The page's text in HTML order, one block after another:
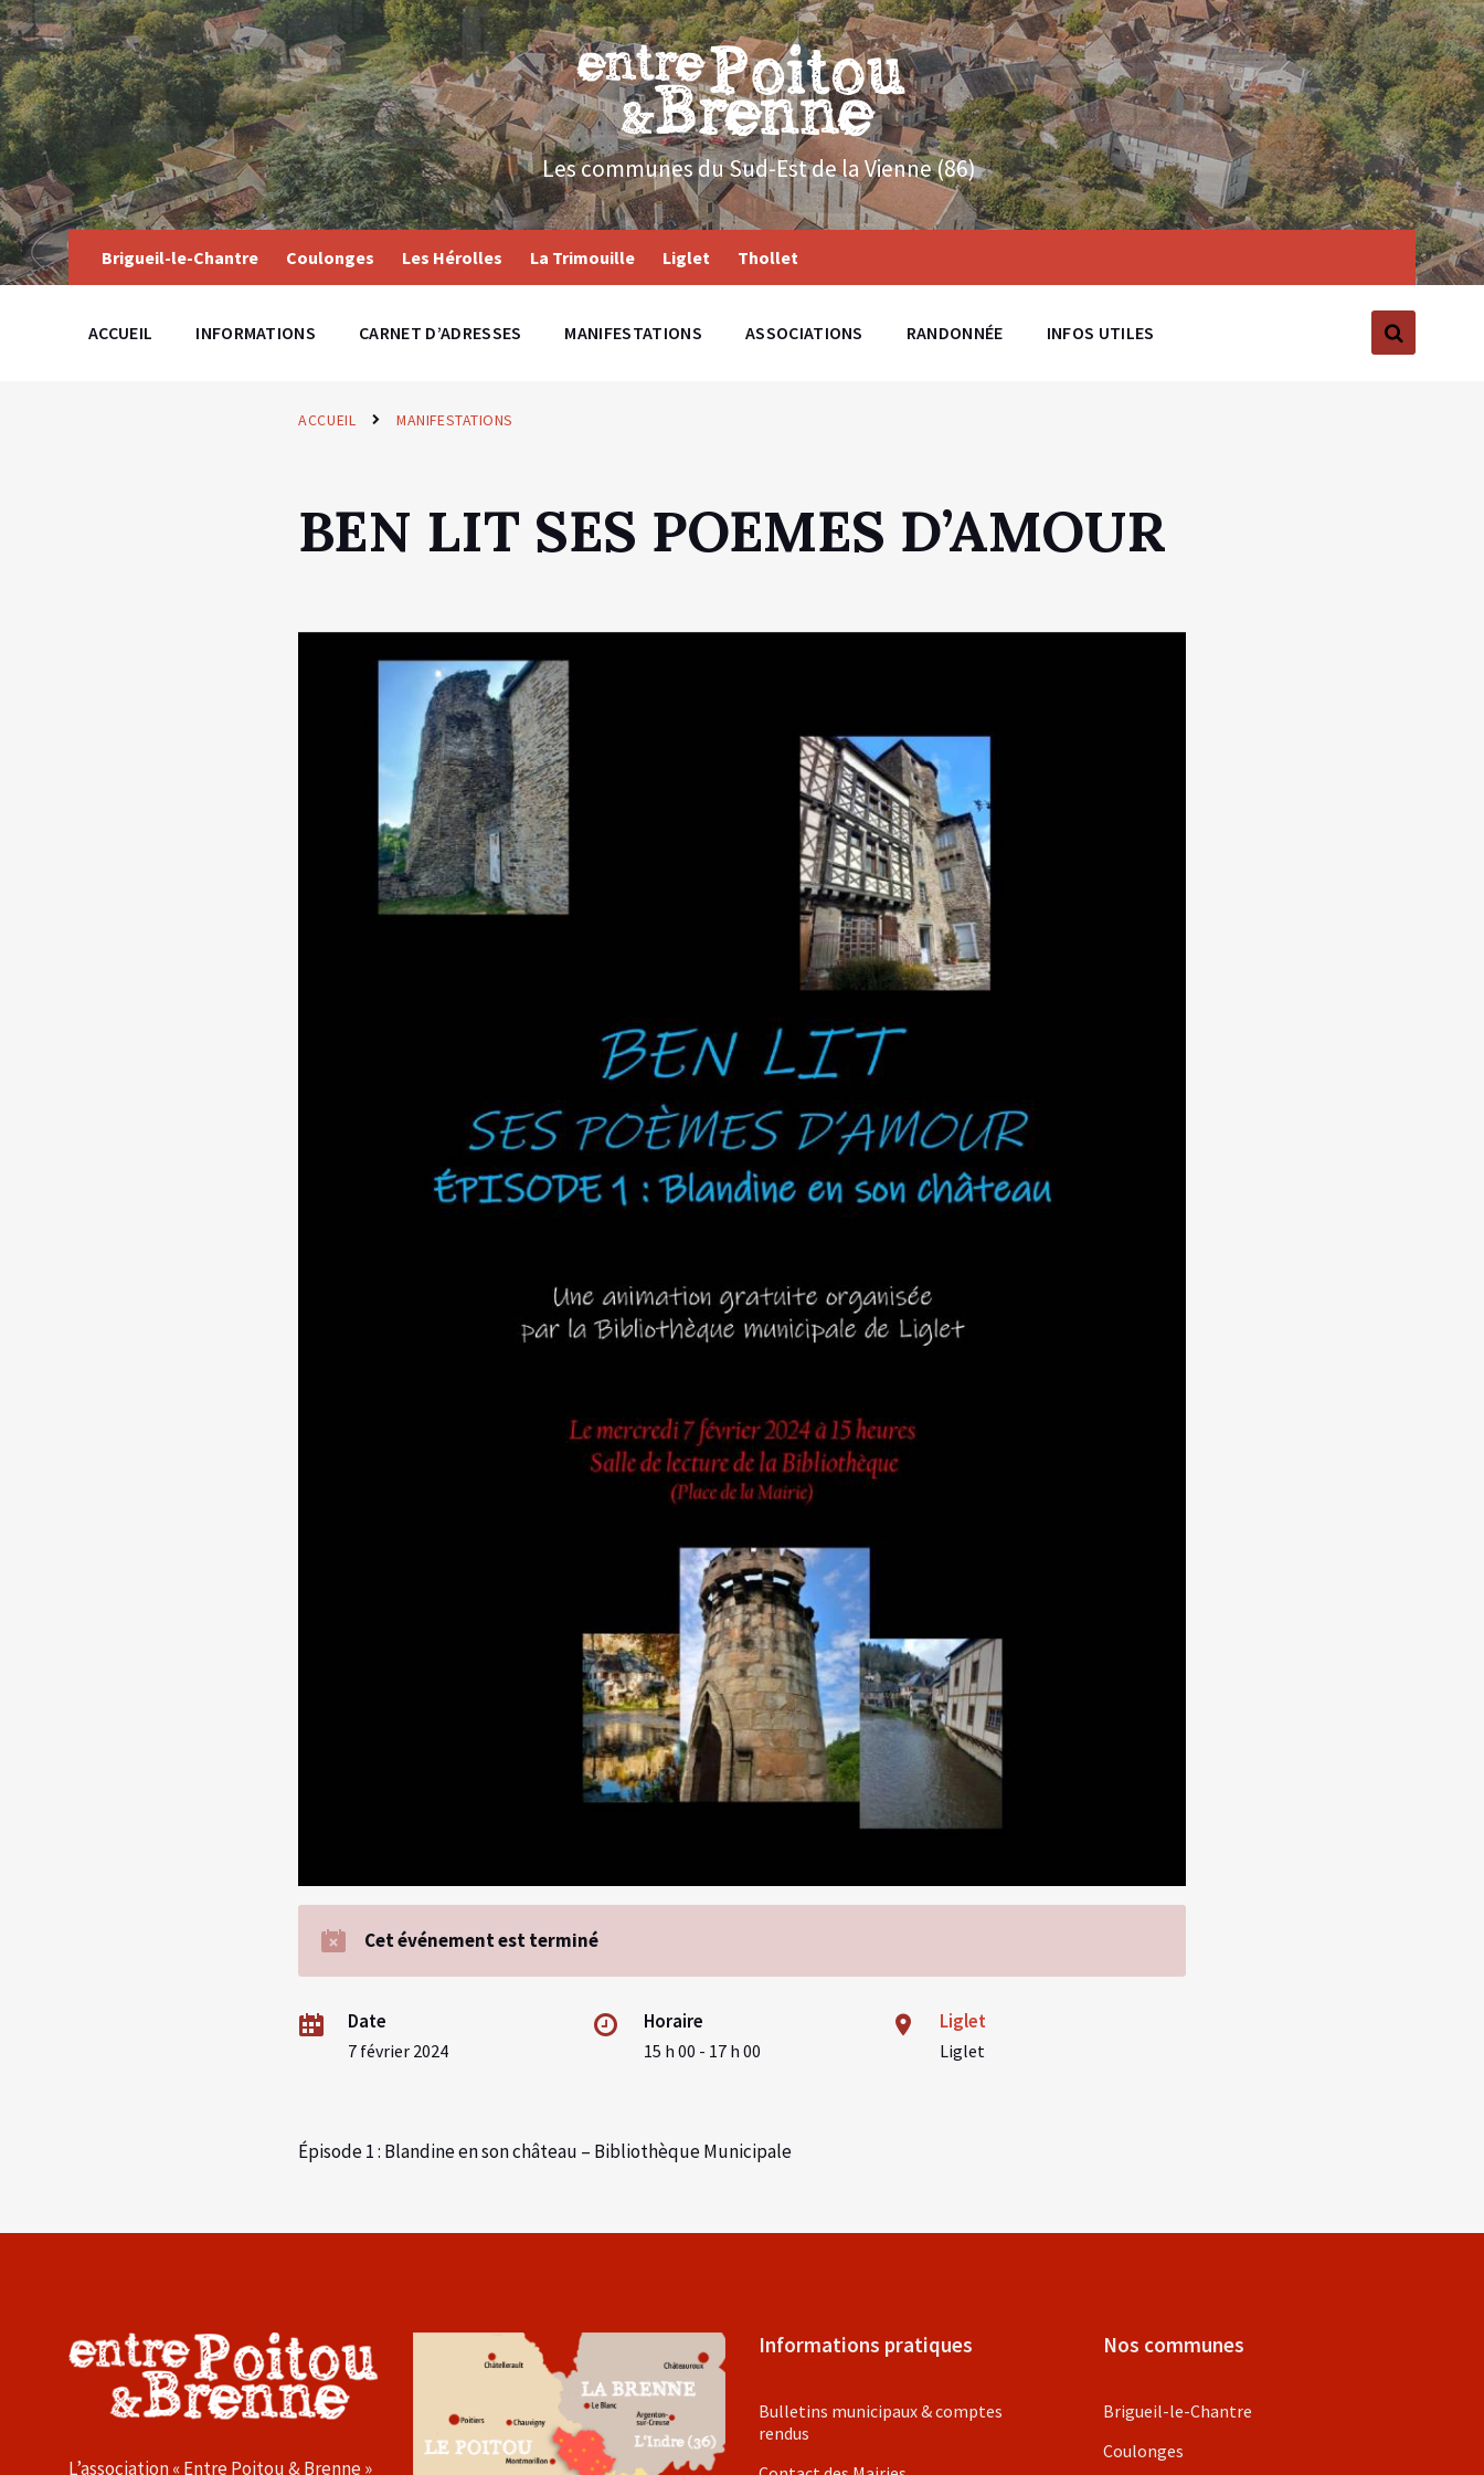
Skip
to
content
Skip
to
main
navigation
Skip
to
footer
Les communes du Sud-Est de la Vienne (86)
Brigueil-le-Chantre Coulonges Les Hérolles La Trimouille Liglet Thollet
ACCUEIL INFORMATIONS CARNET D’ADRESSES MANIFESTATIONS ASSOCIATIONS RANDONNÉE INFOS UTILES
ACCUEIL MANIFESTATIONS
BEN LIT SES POEMES D’AMOUR
Cet événement est terminé
Date
7 février 2024
Horaire
15 h 00 - 17 h 00
Liglet
Liglet
Épisode 1 : Blandine en son château – Bibliothèque Municipale
L’association « Entre Poitou & Brenne »
Informations pratiques
Bulletins municipaux & comptes
rendus
Nos communes
Brigueil-le-Chantre
Coulonges